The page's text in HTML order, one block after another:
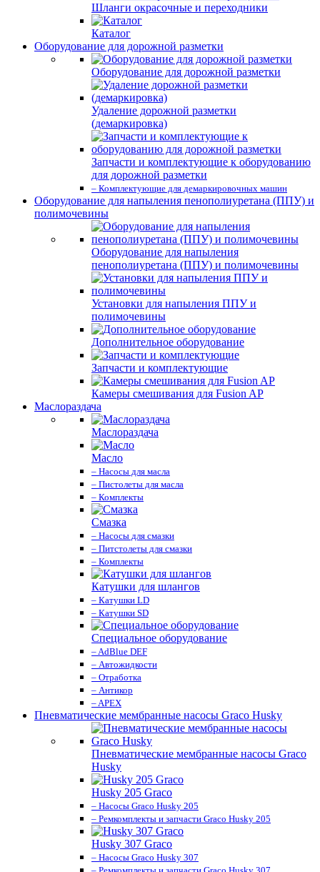
Шланги окрасочные и переходники
Каталог
Оборудование для дорожной разметки
Оборудование для дорожной разметки
Удаление дорожной разметки
(демаркировка)
Запчасти и комплектующие к оборудованию
для дорожной разметки
– Комплектующие для демаркировочных машин
Оборудование для напыления пенополиуретана (ППУ) и
полимочевины
Оборудование для напыления
пенополиуретана (ППУ) и полимочевины
Установки для напыления ППУ и
полимочевины
Дополнительное оборудование
Запчасти и комплектующие
Камеры смешивания для Fusion AP
Маслораздача
Маслораздача
Масло
– Насосы для масла
– Пистолеты для масла
– Комплекты
Смазка
– Насосы для смазки
– Питстолеты для смазки
– Комплекты
Катушки для шлангов
– Катушки LD
– Катушки SD
Специальное оборудование
– AdBlue DEF
– Автожидкости
– Отработка
– Антикор
– APEX
Пневматические мембранные насосы Graco Husky
Пневматические мембранные насосы Graco
Husky
Husky 205 Graco
– Насосы Graco Husky 205
– Ремкомплекты и запчасти Graco Husky 205
Husky 307 Graco
– Насосы Graco Husky 307